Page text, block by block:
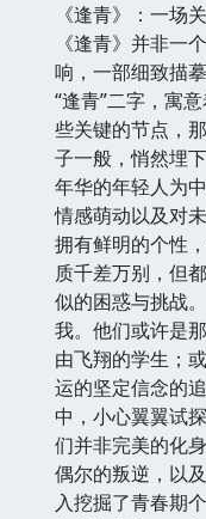
《逢青》：一场
《逢青》并非一
响，一部细致描
“逢青”二字，寓
些关键的节点，
子一般，悄然埋
年华的年轻人为
情感萌动以及对
拥有鲜明的个性
质千差万别，但
似的困惑与挑战
我。他们或许是
由飞翔的学生；
运的坚定信念的
中，小心翼翼试
们并非完美的化
偶尔的叛逆，以
入挖掘了青春期